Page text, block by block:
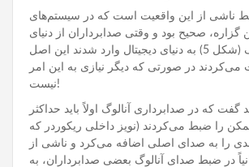
ناشی از این واقعیت است که در سیستم‌های
گزاره، صحیح بود و وقتی صدابرداران از دنیای
ریکوردرهای آنالوگ (شکل 5) به دنیای دیجیتال وارد شدند این اصل
می‌کردند در صورتی که دیگر نیازی به این امر
نیست!
گفت که در صدابرداری آنالوگ اولاً باید حداکثر
را ضبط می‌کردند (نویز داخلی ریکوردر که
را به صدای اصلی اضافه می‌کرد و ناشی از
در ضبط صدای آنالوگ بعضی صدابرداران، به